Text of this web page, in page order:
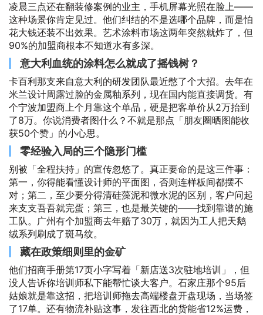
凌晨三点还在翻装修案例的业主，手机屏幕光照在脸上——
这种场景你肯定见过。他们纠结的不是选哪个品牌，而是怕
花大钱还装不出效果。艺术涂料市场这两年突然就炸了，但
90%的加盟商根本不知道水有多深。
意大利血统的涂料怎么就成了摇钱树？
卡百利那支来自意大利的研发团队最近憋了个大招。去年在
米兰设计周露过脸的金属釉系列，现在国内能直接调货。有
个宁波加盟商上个月靠这个单品，硬是把客单价从2万抬到
了8万。你说消费者图什么？不就是那点「朋友圈晒图能收
获50个赞」的小心思。
零经验入局的三个隐形门槛
别被「全程扶持」的宣传忽悠了。真正要命的是这三件事：
第一，你得能看懂设计师的平面图，否则连样板间都摆不
对；第二，至少要分得清硅藻泥和微水泥的区别，客户问起
来支支吾吾就完蛋；第三，也是最关键的——找到靠谱的施
工队。广州有个加盟商去年赔了30万，就因为工人把天鹅
绒系列刷成了斑马纹。
藏在政策细则里的金矿
他们招商手册第17页小字写着「新店送3次驻地培训」，但
没人告诉你培训师私下能帮忙谈大客户。石家庄那个95后
姑娘就是靠这招，把培训师拖去高端楼盘开盘现场，当场签
了17单。还有物流补贴这事，发往西北的货能省12%运费，